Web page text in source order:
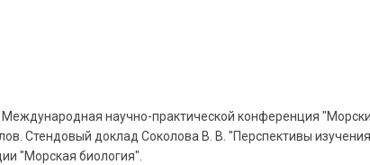
научно-практической конференция
Стендовый доклад Соколова В. В. "Перспективы
"Морская биология".